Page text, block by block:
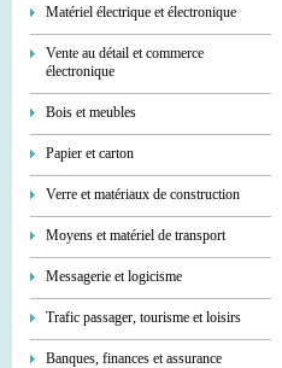
Matériel électrique et électronique
Vente au détail et commerce
électronique
Bois et meubles
Papier et carton
Verre et matériaux de construction
Moyens et matériel de transport
Messagerie et logicisme
Trafic passager, tourisme et loisirs
Banques, finances et assurance